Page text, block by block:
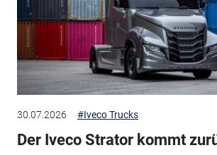
30.07.2026 #Iveco Trucks
Der Iveco Strator kommt